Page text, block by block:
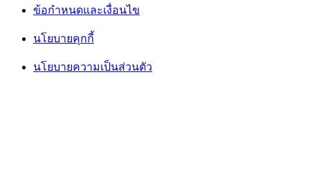
ข้อกำหนดและเงื่อนไข
นโยบายคุกกี้
นโยบายความเป็นส่วนตัว